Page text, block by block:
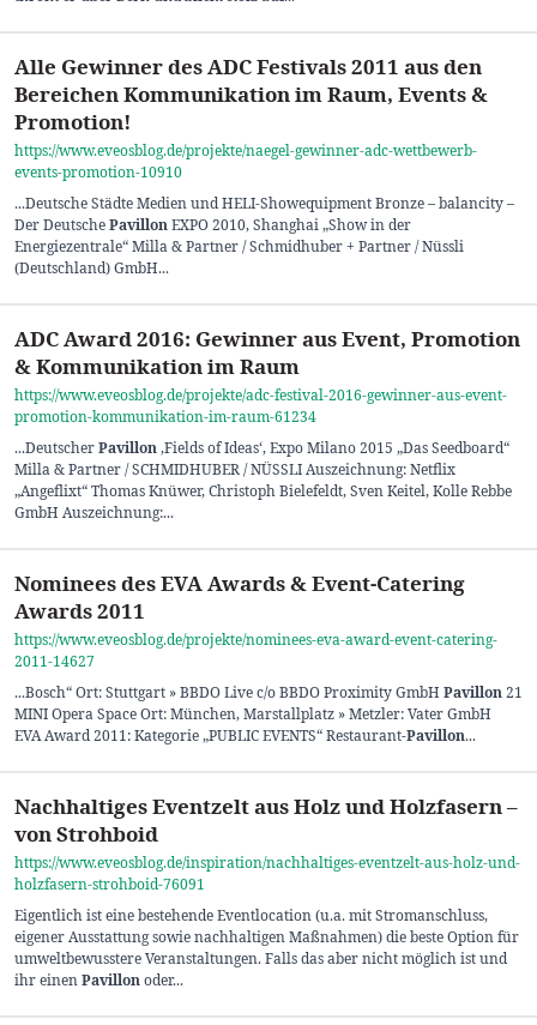
Alle Gewinner des ADC Festivals 2011 aus den
Bereichen Kommunikation im Raum, Events &
Promotion!
https://www.eveosblog.de/projekte/naegel-gewinner-adc-wettbewerb-
events-promotion-10910
...Deutsche Städte Medien und HELI-Showequipment Bronze – balancity –
Der DeutschePavillonEXPO 2010, Shanghai „Show in der
Energiezentrale“ Milla & Partner / Schmidhuber + Partner / Nüssli
(Deutschland) GmbH...
ADC Award 2016: Gewinner aus Event, Promotion
& Kommunikation im Raum
https://www.eveosblog.de/projekte/adc-festival-2016-gewinner-aus-event-
promotion-kommunikation-im-raum-61234
...DeutscherPavillon‚Fields of Ideas‘, Expo Milano 2015 „Das Seedboard“
Milla & Partner / SCHMIDHUBER / NÜSSLI Auszeichnung: Netflix
„Angeflixt“ Thomas Knüwer, Christoph Bielefeldt, Sven Keitel, Kolle Rebbe
GmbH Auszeichnung:...
Nominees des EVA Awards & Event-Catering
Awards 2011
https://www.eveosblog.de/projekte/nominees-eva-award-event-catering-
2011-14627
...Bosch“ Ort: Stuttgart » BBDO Live c/o BBDO Proximity GmbH Pavillon21
MINI Opera Space Ort: München, Marstallplatz » Metzler: Vater GmbH
EVA Award 2011: Kategorie „PUBLIC EVENTS“ Restaurant-Pavillon...
Nachhaltiges Eventzelt aus Holz und Holzfasern –
von Strohboid
https://www.eveosblog.de/inspiration/nachhaltiges-eventzelt-aus-holz-und-
holzfasern-strohboid-76091
Eigentlich ist eine bestehende Eventlocation (u.a. mit Stromanschluss,
eigener Ausstattung sowie nachhaltigen Maßnahmen) die beste Option für
umweltbewusstere Veranstaltungen. Falls das aber nicht möglich ist und
ihr einenPavillonoder...